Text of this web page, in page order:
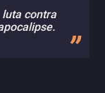
contra